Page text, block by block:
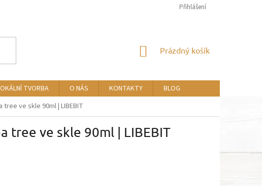
Přihlášení
NÁKUPNÍ
Prázdný košík
TVORBA O NÁS KONTAKTY
BLOG
ve skle 90ml | LIBEBIT
tree ve skle 90ml | LIBEBIT